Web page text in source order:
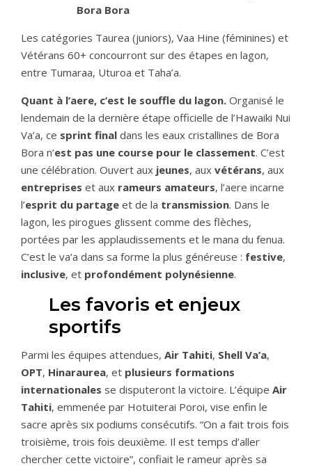
Bora Bora
Les catégories Taurea (juniors), Vaa Hine (féminines) et
Vétérans 60+ concourront sur des étapes en lagon,
entre Tumaraa, Uturoa et Taha’a.
Quant à l’aere, c’est le souffle du lagon. Organisé le
lendemain de la dernière étape officielle de l’Hawaiki Nui
Va’a, ce sprint final dans les eaux cristallines de Bora
Bora n’est pas une course pour le classement. C’est
une célébration. Ouvert aux jeunes, aux vétérans, aux
entreprises et aux rameurs amateurs, l’aere incarne
l’esprit du partage et de la transmission. Dans le
lagon, les pirogues glissent comme des flèches,
portées par les applaudissements et le mana du fenua.
C’est le va’a dans sa forme la plus généreuse : festive,
inclusive, et profondément polynésienne.
Les favoris et enjeux
sportifs
Parmi les équipes attendues, Air Tahiti, Shell Va’a,
OPT, Hinaraurea, et plusieurs formations
internationales se disputeront la victoire. L’équipe Air
Tahiti, emmenée par Hotuiterai Poroi, vise enfin le
sacre après six podiums consécutifs. “On a fait trois fois
troisième, trois fois deuxième. Il est temps d’aller
chercher cette victoire”, confiait le rameur après sa